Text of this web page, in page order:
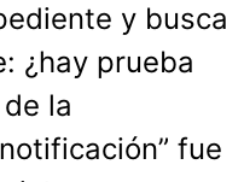
y busca
¿hay prueba
la
fue